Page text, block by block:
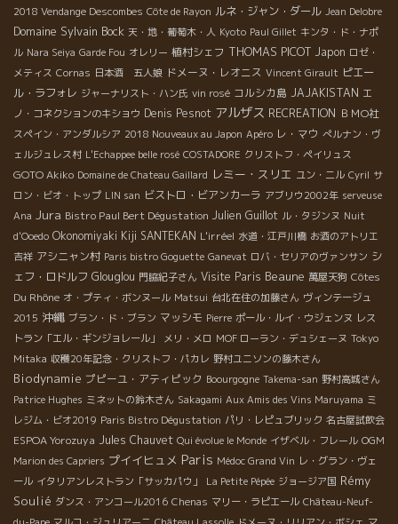
2018 Vendange Descombes Côte de Rayon ルネ・ジャン・ダール Jean Delobre
Domaine Sylvain Bock 天・地・葡萄木・人 Kyoto Paul Gillet キンタ・ド・ナポ
ル Nara Seiya Garde Fou オレリー 植村シェフ THOMAS PICOT Japon ロゼ・
メティス Cornas 日本酒 五人娘 ドメーヌ・レオニス Vincent Girault ピエー
ル・ラフォレ ジャーナリスト・ハン氏 vin rosé コルシカ島 JAJAKISTAN エ
ノ・コネクションのキショウ Denis Pesnot アルザス RECREATION ＢＭО社
スペイン・アンダルシア 2018 Nouveaux au Japon Apéro レ・マウ ぺルナン・ヴ
ェルジュレス村 L'Echappee belle rosé COSTADORE クリストフ・ペイリュス
GOTO Akiko Domaine de Chateau Gaillard レミー・スリエ ユン・ニル Cyril サ
ロン・ビオ・トップ LIN san ビストロ・ビアンカーラ アブリウ2002年 serveuse
Ana Jura Bistro Paul Bert Dégustation Julien Guillot ル・タジンヌ Nuit
d'Ooedo Okonomiyaki Kiji SANTEKAN L'irréel 水道・江戸川橋 お酒のアトリエ
吉祥 アシニャン村 Paris bistro Goguette Ganevat ロバ・セリアのヴァンサン シ
ェフ・ロドルフ Glouglou 門脇紀子さん Visite Paris Beaune 萬屋天狗 Côtes
Du Rhône オ・プティ・ボンヌール Matsui 台北在住の加藤さん ヴィンテージュ
2015 沖縄 ブラン・ド・ブラン マッシモ Pierre ポール・ルイ・ウジェンヌ レス
トラン「エル・ギンジョレール」
メリ・メロ MOF ローラン・デュシェーヌ Tokyo
Mitaka 収穫20年記念・クリストフ・パカレ 野村ユニソンの藤木さん
Biodynamie プピーユ・アティピック Boourgogne Takema-san 野村高城さん
Patrice Hughes ミネットの鈴木さん Sakagami Aux Amis des Vins Maruyama ミ
レジム・ビオ2019 Paris Bistro Dégustation パリ・レピュブリック 名古屋試飲会
ESPOA Yorozuya Jules Chauvet Qui évolue le Monde イザベル・フレール OGM
Marion des Capriers プイイヒュメ Paris Médoc Grand Vin レ・グラン・ヴェ
ール イタリアンレストラン「サッカパウ」 La Petite Pépée ジョージア国 Rémy
Soulié ダンス・アンコール2016 Chenas マリー・ラピエール Château-Neuf-